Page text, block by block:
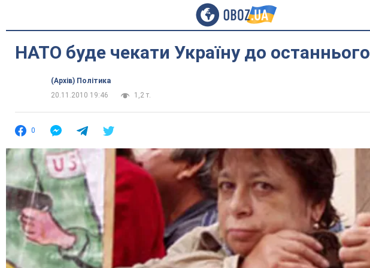
НАТО буде чекати Україну до останнього
(Архів) Політика
20.11.2010 19:46
1,2 т.
0